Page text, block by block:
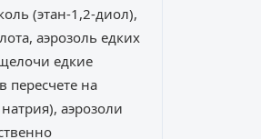
(этан-1,2-диол),
аэрозоль едких
едкие
пересчете на
аэрозоли